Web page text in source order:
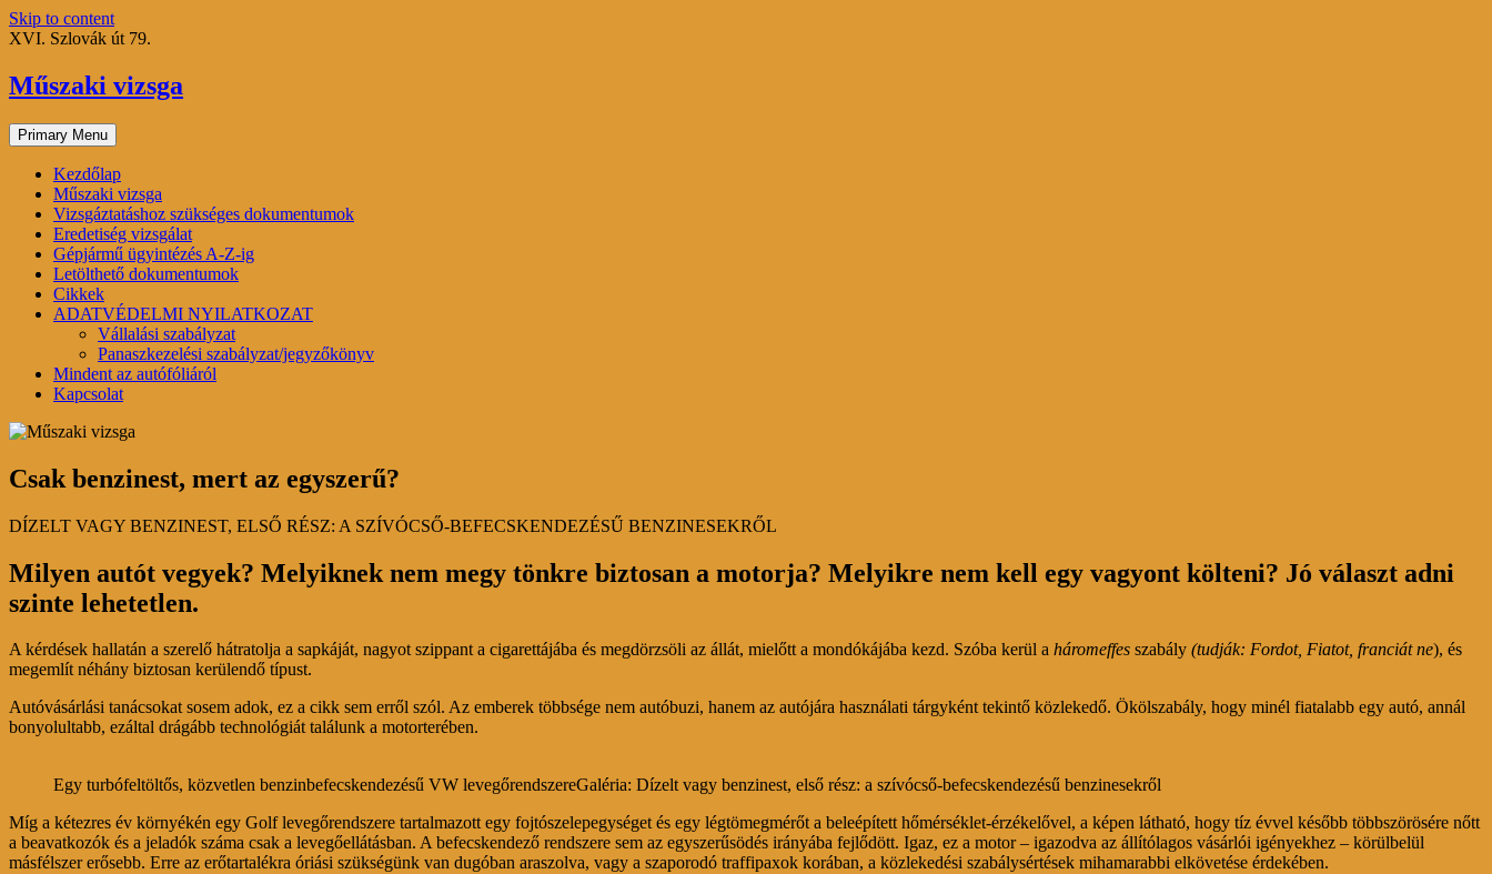
Skip to content
XVI. Szlovák út 79.
Műszaki vizsga
Primary Menu
Kezdőlap
Műszaki vizsga
Vizsgáztatáshoz szükséges dokumentumok
Eredetiség vizsgálat
Gépjármű ügyintézés A-Z-ig
Letölthető dokumentumok
Cikkek
ADATVÉDELMI NYILATKOZAT
Vállalási szabályzat
Panaszkezelési szabályzat/jegyzőkönyv
Mindent az autófóliáról
Kapcsolat
Csak benzinest, mert az egyszerű?
DÍZELT VAGY BENZINEST, ELSŐ RÉSZ: A SZÍVÓCSŐ-BEFECSKENDEZÉSŰ BENZINESEKRŐL
Milyen autót vegyek? Melyiknek nem megy tönkre biztosan a motorja? Melyikre nem kell egy vagyont költeni? Jó választ adni
szinte lehetetlen.
A kérdések hallatán a szerelő hátratolja a sapkáját, nagyot szippant a cigarettájába és megdörzsöli az állát, mielőtt a mondókájába kezd. Szóba kerül a háromeffes szabály (tudják: Fordot, Fiatot, franciát ne), és
megemlít néhány biztosan kerülendő típust.
Autóvásárlási tanácsokat sosem adok, ez a cikk sem erről szól. Az emberek többsége nem autóbuzi, hanem az autójára használati tárgyként tekintő közlekedő. Ökölszabály, hogy minél fiatalabb egy autó, annál
bonyolultabb, ezáltal drágább technológiát találunk a motorterében.
Egy turbófeltöltős, közvetlen benzinbefecskendezésű VW levegőrendszereGaléria: Dízelt vagy benzinest, első rész: a szívócső-befecskendezésű benzinesekről
Míg a kétezres év környékén egy Golf levegőrendszere tartalmazott egy fojtószelepegységet és egy légtömegmérőt a beleépített hőmérséklet-érzékelővel, a képen látható, hogy tíz évvel később többszörösére nőtt
a beavatkozók és a jeladók száma csak a levegőellátásban. A befecskendező rendszere sem az egyszerűsödés irányába fejlődött. Igaz, ez a motor – igazodva az állítólagos vásárlói igényekhez – körülbelül
másfélszer erősebb. Erre az erőtartalékra óriási szükségünk van dugóban araszolva, vagy a szaporodó traffipaxok korában, a közlekedési szabálysértések mihamarabbi elkövetése érdekében.